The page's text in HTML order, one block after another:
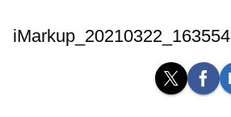
iMarkup_20210322_163554